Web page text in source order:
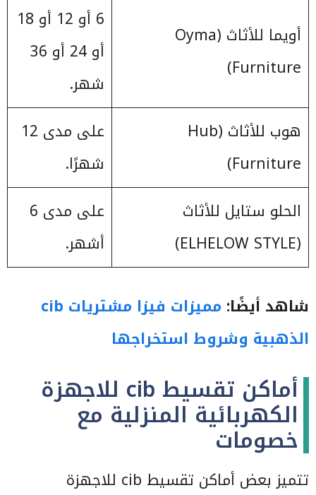
أويما للأثاث (Oyma
Furniture)
6 أو 12 أو 18
أو 24 أو 36
شهر.
هوب للأثاث (Hub
Furniture)
على مدى 12
شهرًا.
الحلو ستايل للأثاث
(ELHELOW STYLE)
على مدى 6
أشهر.
شاهد أيضًا:
مميزات فيزا مشتريات cib
الذهبية وشروط استخراجها
أماكن تقسيط cib للاجهزة
الكهربائية المنزلية مع
خصومات
تتميز بعض أماكن تقسيط cib للاجهزة